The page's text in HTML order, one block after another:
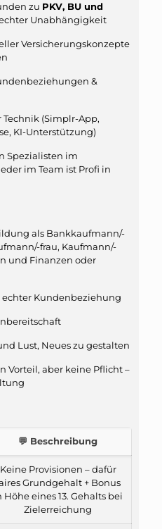
zu PKV, BU und
Unabhängigkeit
Versicherungskonzepte
&
(Simplr-App,
KI-Unterstützung)
Spezialisten im
im Team ist Profi in
als Bankkaufmann/-
frau, Kaufmann/-
und Finanzen oder
echter Kundenbeziehung
Lust, Neues zu gestalten
Vorteil, aber keine Pflicht –
💬 Beschreibung
Keine Provisionen – dafür
Grundgehalt + Bonus
Höhe eines 13. Gehalts bei
Zielerreichung